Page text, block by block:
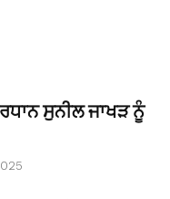
ਸੁਨੀਲ ਜਾਖੜ ਨੂੰ